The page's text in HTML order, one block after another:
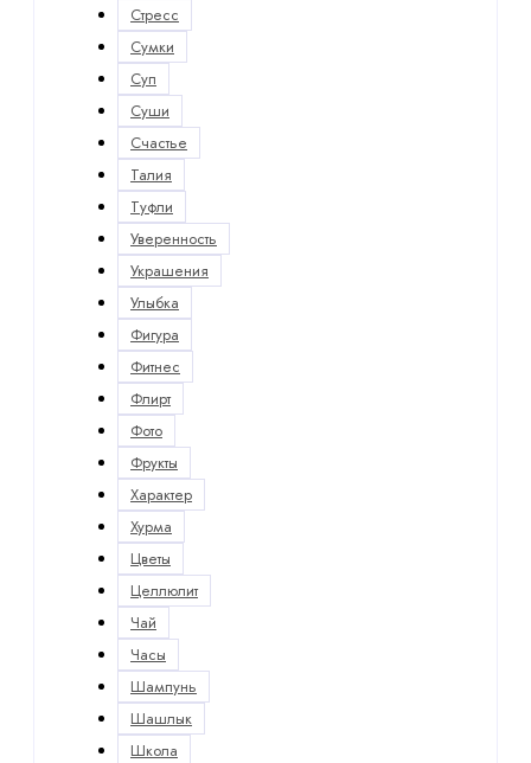
Стресс
Сумки
Суп
Суши
Счастье
Талия
Туфли
Уверенность
Украшения
Улыбка
Фигура
Фитнес
Флирт
Фото
Фрукты
Характер
Хурма
Цветы
Целлюлит
Чай
Часы
Шампунь
Шашлык
Школа